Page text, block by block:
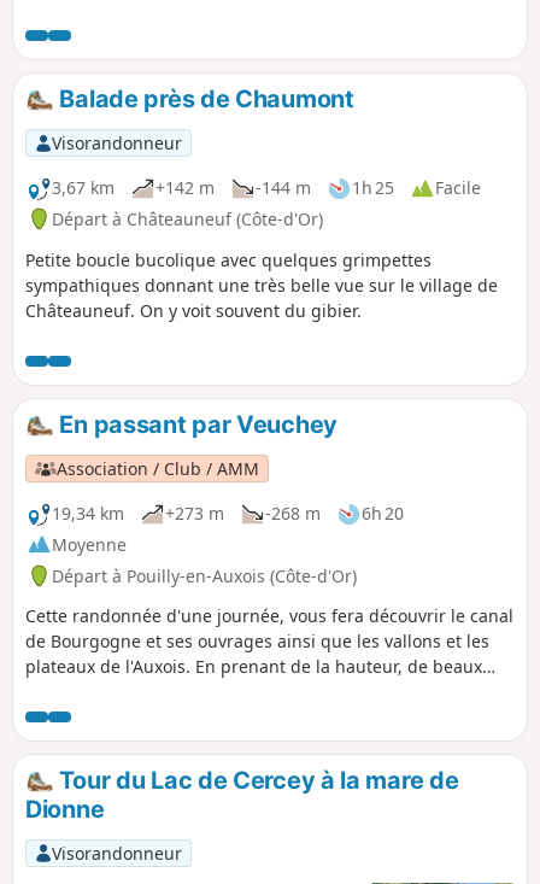
Canal de Bourgogne.
Balade près de Chaumont
Visorandonneur
3,67 km
+142 m -144 m 1h 25
Facile
Départ à Châteauneuf (Côte-d'Or)
Petite boucle bucolique avec quelques grimpettes
sympathiques donnant une très belle vue sur le village de
Châteauneuf. On y voit souvent du gibier.
En passant par Veuchey
Association / Club / AMM
19,34 km
+273 m -268 m
6h 20
Moyenne
Départ à Pouilly-en-Auxois (Côte-d'Or)
Cette randonnée d'une journée, vous fera découvrir le canal
de Bourgogne et ses ouvrages ainsi que les vallons et les
plateaux de l'Auxois. En prenant de la hauteur, de beaux
Tour du Lac de Cercey à la mare de
Dionne
Visorandonneur